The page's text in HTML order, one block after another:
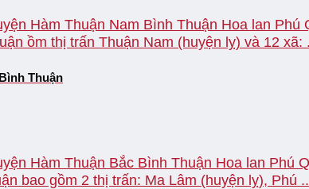
Hàm Thuận Nam Bình Thuận Hoa lan Phú
ồm thị trấn Thuận Nam (huyện lỵ) và 12 xã:
Thuận
Hàm Thuận Bắc Bình Thuận Hoa lan Phú
bao gồm 2 thị trấn: Ma Lâm (huyện lỵ), Phú